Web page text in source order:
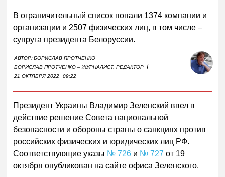
В ограничительный список попали 1374 компании и
организации и 2507 физических лиц, в том числе –
супруга президента Белоруссии.
АВТОР:БОРИСЛАВ ПРОТЧЕНКО
БОРИСЛАВ ПРОТЧЕНКО – ЖУРНАЛИСТ, РЕДАКТОР I
21 ОКТЯБРЯ 2022 09:22
Президент Украины Владимир Зеленский ввел в
действие решение Совета национальной
безопасности и обороны страны о санкциях против
российских физических и юридических лиц РФ.
Соответствующие указы № 726 и № 727 от 19
октября опубликован на сайте офиса Зеленского.